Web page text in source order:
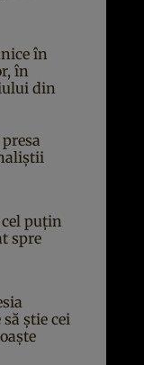
în
în
din
cel puțin
spre
știe cei